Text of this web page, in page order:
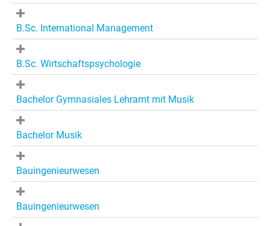
B.Sc. International Management
B.Sc. Wirtschaftspsychologie
Bachelor Gymnasiales Lehramt mit Musik
Bachelor Musik
Bauingenieurwesen
Bauingenieurwesen